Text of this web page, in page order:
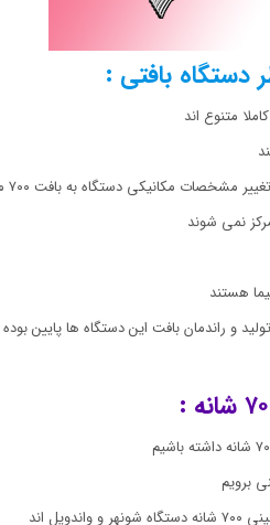
و راندمان بافت این دستگاه ها پایین بوده
برویم
اند